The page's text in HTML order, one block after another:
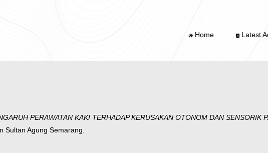
Home Latest
PERAWATAN KAKI TERHADAP KERUSAKAN OTONOM DAN SENSORIK
Sultan Agung Semarang.